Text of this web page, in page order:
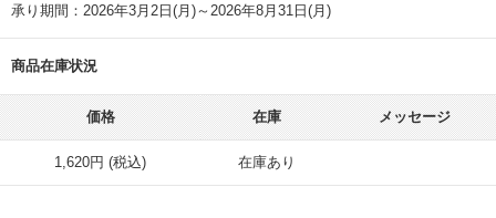
承り期間：2026年3月2日(月)～2026年8月31日(月)
商品在庫状況
価格 在庫 メッセージ
1,620円 (税込) 在庫あり